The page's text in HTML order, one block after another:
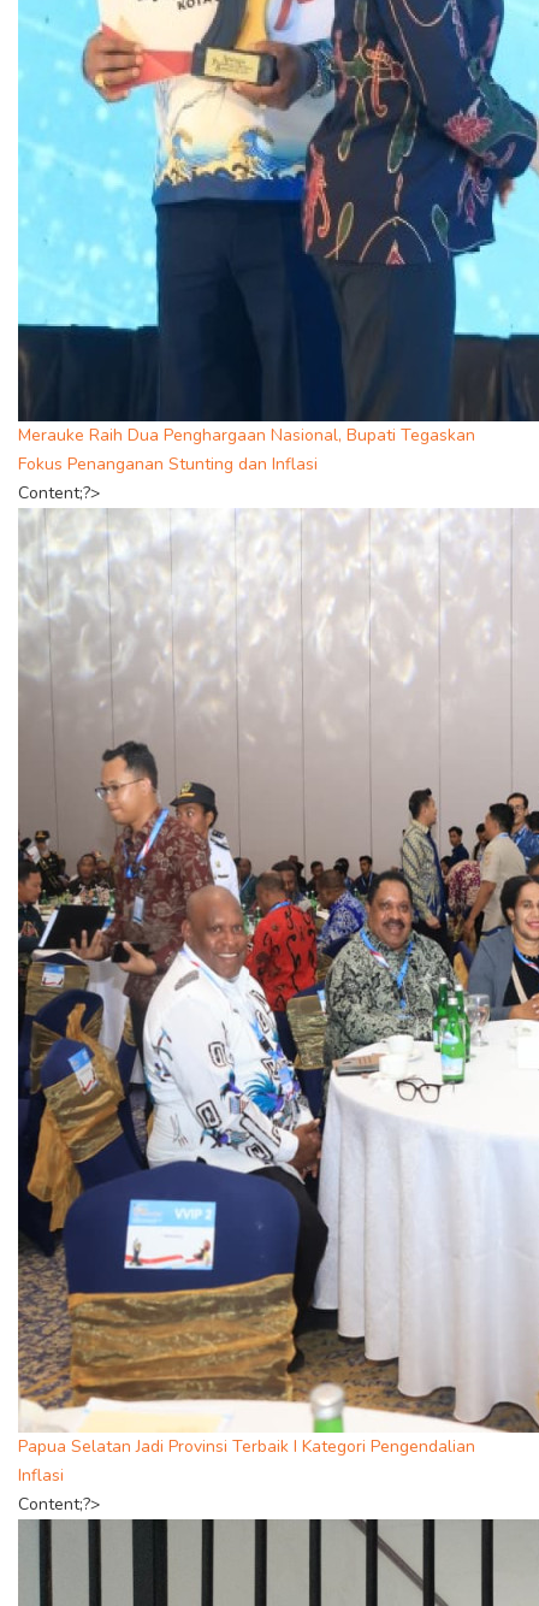
Merauke Raih Dua Penghargaan Nasional, Bupati Tegaskan
Fokus Penanganan Stunting dan Inflasi
Content;?>
Papua Selatan Jadi Provinsi Terbaik I Kategori Pengendalian
Inflasi
Content;?>